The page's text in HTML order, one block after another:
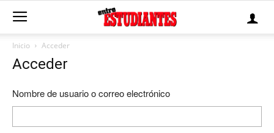
Inicio Acceder
Acceder
Nombre de usuario o correo electrónico